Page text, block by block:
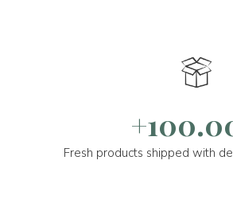
Fresh products shipped with